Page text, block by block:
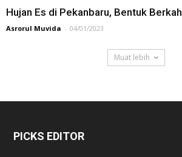
Hujan Es di Pekanbaru, Bentuk
Asrorul Muvida - 04/01/2023
Muat lebih
PICKS EDITOR